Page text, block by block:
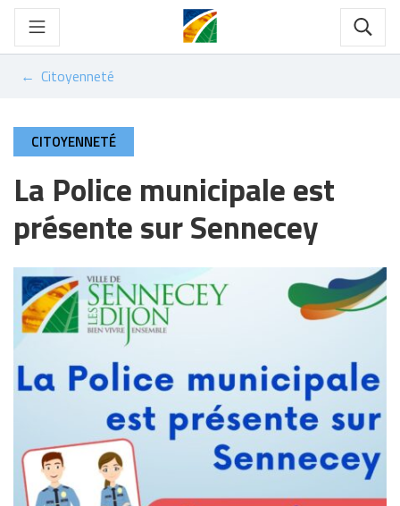
Gestion des traceurs
Aller
contenu
Citoyenneté
CITOYENNETÉ
La Police municipale est
présente sur Sennecey